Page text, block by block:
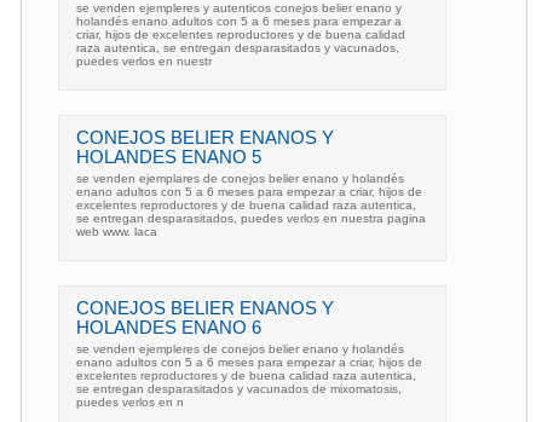
se venden ejempleres y autenticos conejos belier enano y
holandés enano adultos con 5 a 6 meses para empezar a
criar, hijos de excelentes reproductores y de buena calidad
raza autentica, se entregan desparasitados y vacunados,
puedes verlos en nuestr
CONEJOS BELIER ENANOS Y
HOLANDES ENANO 5
se venden ejemplares de conejos belier enano y holandés
enano adultos con 5 a 6 meses para empezar a criar, hijos de
excelentes reproductores y de buena calidad raza autentica,
se entregan desparasitados, puedes verlos en nuestra pagina
web www. laca
CONEJOS BELIER ENANOS Y
HOLANDES ENANO 6
se venden ejempleres de conejos belier enano y holandés
enano adultos con 5 a 6 meses para empezar a criar, hijos de
excelentes reproductores y de buena calidad raza autentica,
se entregan desparasitados y vacunados de mixomatosis,
puedes verlos en n